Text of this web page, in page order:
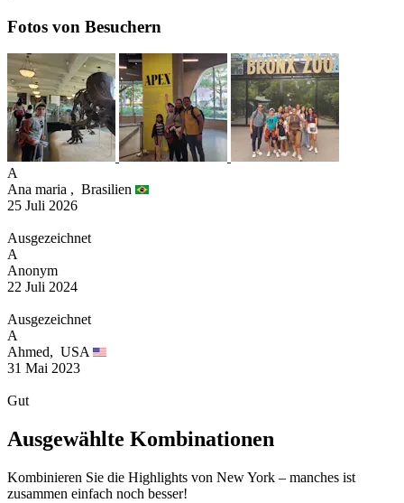
Fotos von Besuchern
A
Ana maria , Brasilien
25 Juli 2026
Ausgezeichnet
A
Anonym
22 Juli 2024
Ausgezeichnet
A
Ahmed, USA
31 Mai 2023
Gut
Ausgewählte Kombinationen
Kombinieren Sie die Highlights von New York – manches ist
zusammen einfach noch besser!